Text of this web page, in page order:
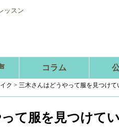
ッスン
コラム
ク > 三木さんはどうやって服を見つけて
て服を見つけて